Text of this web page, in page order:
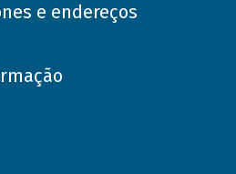
e endereços